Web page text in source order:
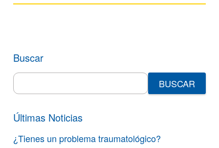
Buscar
Search
for:
Últimas Noticias
¿Tienes un problema traumatológico?